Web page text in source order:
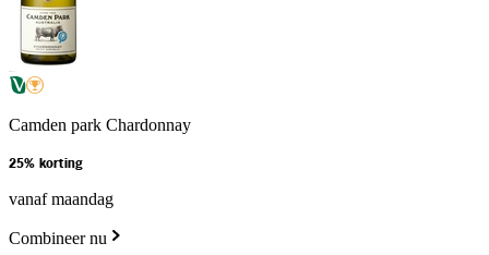
Camden park Chardonnay
25% korting
vanaf maandag
Combineer nu